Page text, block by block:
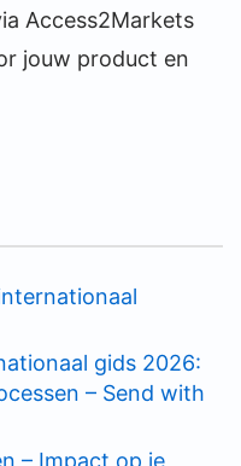
Access2Markets
jouw product en
gids 2026:
– Send with
– Impact op je